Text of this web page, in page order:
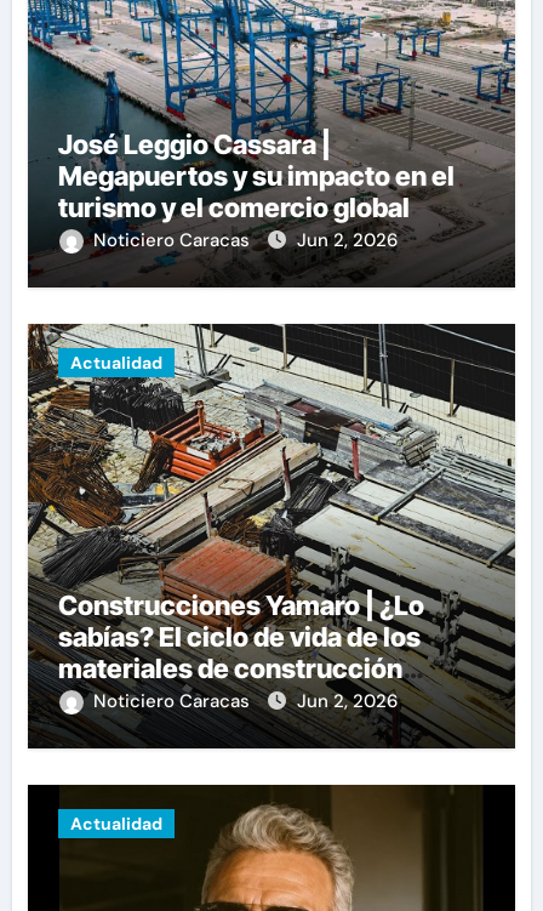
José Leggio Cassara |
Megapuertos y su impacto en el
turismo y el comercio global
Noticiero Caracas Jun 2, 2026
Actualidad
Construcciones Yamaro | ¿Lo
sabías? El ciclo de vida de los
materiales de construcción
revoluciona eficiencia en
proyectos modernos
Noticiero Caracas Jun 2, 2026
Actualidad